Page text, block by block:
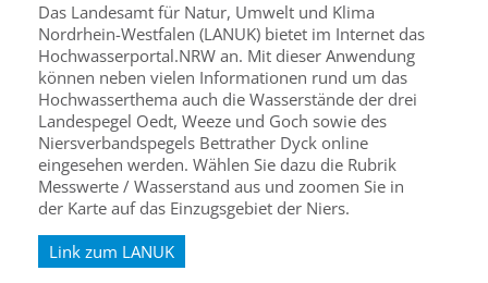
Das Landesamt für Natur, Umwelt und Klima
Nordrhein-Westfalen (LANUK) bietet im Internet das
Hochwasserportal.NRW an. Mit dieser Anwendung
können neben vielen Informationen rund um das
Hochwasserthema auch die Wasserstände der drei
Landespegel Oedt, Weeze und Goch sowie des
Niersverbandspegels Bettrather Dyck online
eingesehen werden. Wählen Sie dazu die Rubrik
Messwerte / Wasserstand aus und zoomen Sie in
der Karte auf das Einzugsgebiet der Niers.
Link zum LANUK